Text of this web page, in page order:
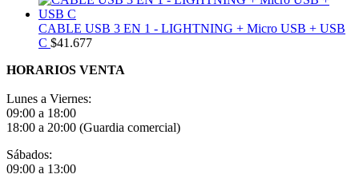
CABLE USB 3 EN 1 - LIGHTNING + Micro USB + USB
C $41.677
HORARIOS VENTA
Lunes a Viernes:
09:00 a 18:00
18:00 a 20:00 (Guardia comercial)
Sábados:
09:00 a 13:00